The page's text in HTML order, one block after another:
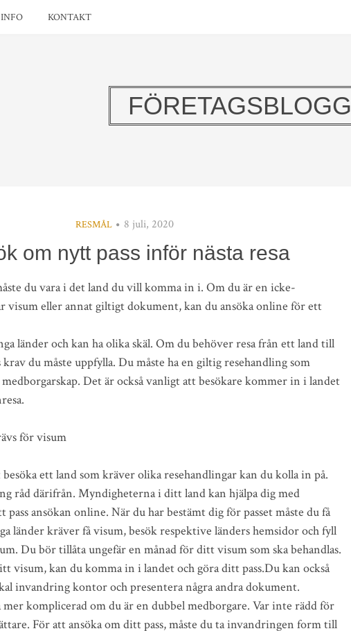
INFO KONTAKT
FÖRETAGSBLOGG
RESMÅL 8 juli, 2020
om nytt pass inför nästa resa
du vara i det land du vill komma in i. Om du är en icke-
visum eller annat giltigt dokument, kan du ansöka online för ett
länder och kan ha olika skäl. Om du behöver resa från ett land till
du måste uppfylla. Du måste ha en giltig resehandling som
Det är också vanligt att besökare kommer in i landet
för visum
ett land som kräver olika resehandlingar kan du kolla in på.
råd därifrån. Myndigheterna i ditt land kan hjälpa dig med
ansökan online. När du har bestämt dig för passet måste du få
länder kräver få visum, besök respektive länders hemsidor och fyll
Du bör tillåta ungefär en månad för ditt visum som ska behandlas.
visum, kan du komma in i landet och göra ditt pass.Du kan också
invandring kontor och presentera några andra dokument.
mer komplicerad om du är en dubbel medborgare. Var inte rädd för
För att ansöka om ditt pass, måste du ta invandringen form till